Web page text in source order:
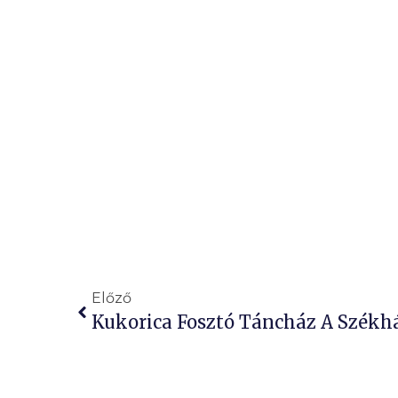
Előző
Kukorica Fosztó Táncház A